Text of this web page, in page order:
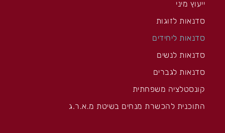
ייעוץ מיני
סדנאות לזוגות
סדנאות ליחידים
סדנאות לנשים
סדנאות לגברים
קונסטלציה משפחתית
התוכנית להכשרת מנחים בשיטת מ.א.ר.ג